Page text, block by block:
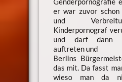
er war zuvor schon
und
Kinderpornograf
und darf dann
auftreten und
Berlins
das mit. Da fasst
wieso man da